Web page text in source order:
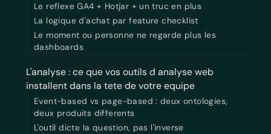
Le reflexe GA4 + Hotjar + un truc en plus
La logique d'achat par feature checklist
Le moment ou personne ne regarde plus les
dashboards
L'analyse : ce que vos outils d analyse web
installent dans la tete de votre equipe
Event-based vs page-based : deux ontologies,
deux produits differents
L'outil dicte la question, pas l'inverse